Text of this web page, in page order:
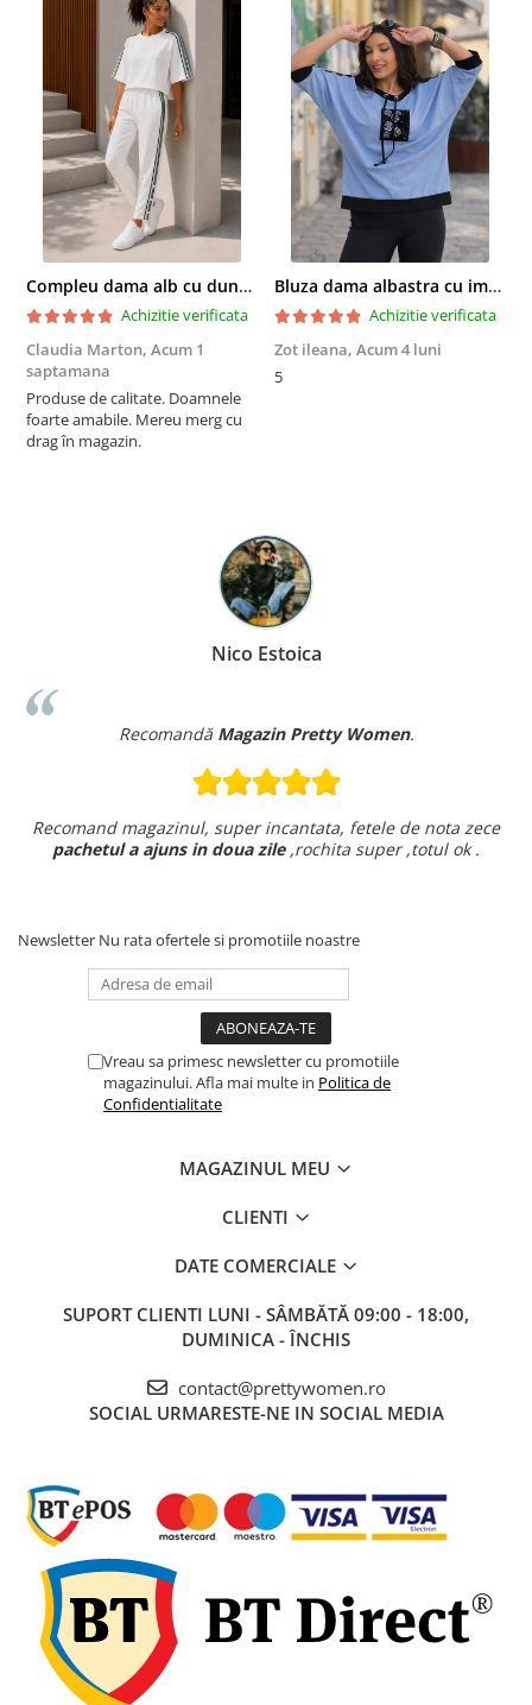
Compleu dama alb cu dungi laterale in nuante de verde si negru
Achizitie verificata
Claudia Marton, Acum 1
saptamana
Produse de calitate. Doamnele
foarte amabile. Mereu merg cu
drag în magazin.
Bluza dama albastra cu imprimeu trandafiri si snur la gat
Achizitie verificata
Zot ileana, Acum 4 luni
5
Nico Estoica
Recomandă Magazin Pretty Women.
Recomand magazinul, super incantata, fetele de nota zece
pachetul a ajuns in doua zile,rochita super ,totul ok .
Newsletter Nu rata ofertele si promotiile noastre
Vreau sa primesc newsletter cu promotiile
magazinului. Afla mai multe in Politica de
Confidentialitate
MAGAZINUL MEU
CLIENTI
DATE COMERCIALE
SUPORT CLIENTI LUNI - SÂMBĂTĂ 09:00 - 18:00,
DUMINICA - ÎNCHIS
contact@prettywomen.ro
SOCIAL URMARESTE-NE IN SOCIAL MEDIA